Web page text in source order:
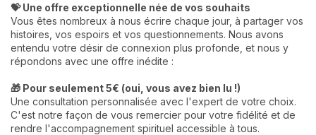
💝 Une offre exceptionnelle née de vos souhaits
Vous êtes nombreux à nous écrire chaque jour, à partager vos
histoires, vos espoirs et vos questionnements. Nous avons
entendu votre désir de connexion plus profonde, et nous y
répondons avec une offre inédite :
🎁 Pour seulement 5€ (oui, vous avez bien lu !)
Une consultation personnalisée avec l'expert de votre choix.
C'est notre façon de vous remercier pour votre fidélité et de
rendre l'accompagnement spirituel accessible à tous.